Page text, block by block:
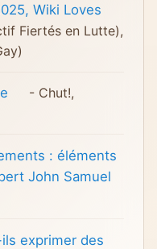
Wiki Loves
Fiertés en Lutte),
- Chut!,
: éléments
John Samuel
exprimer des